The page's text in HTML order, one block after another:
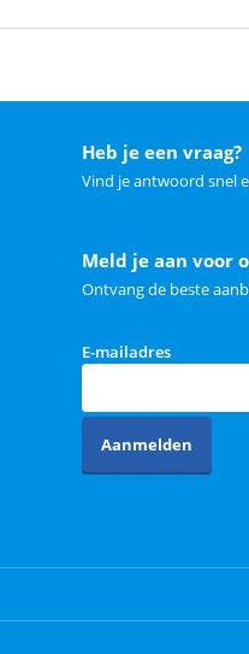
Heb je een vraag?
Vind je antwoord snel
Meld je aan voor
Ontvang de beste
E-mailadres
Aanmelden